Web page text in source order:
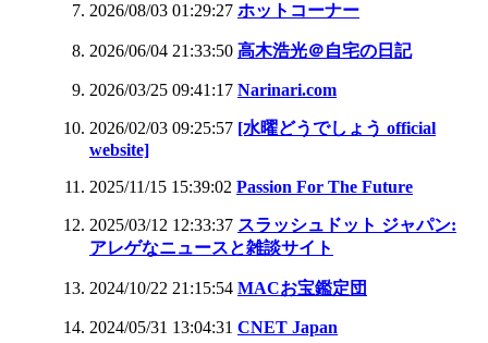
2026/08/03 01:29:27 ホットコーナー
2026/06/04 21:33:50 高木浩光＠自宅の日記
2026/03/25 09:41:17 Narinari.com
2026/02/03 09:25:57 [水曜どうでしょう official
website]
2025/11/15 15:39:02 Passion For The Future
2025/03/12 12:33:37 スラッシュドット ジャパン:
アレゲなニュースと雑談サイト
2024/10/22 21:15:54 MACお宝鑑定団
2024/05/31 13:04:31 CNET Japan